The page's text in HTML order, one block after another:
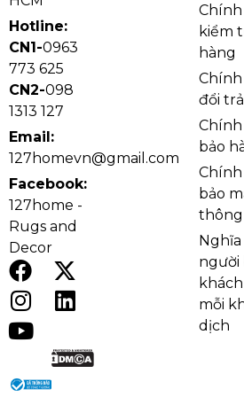
Ảnh thật Quạt Trần QT59 thi
Hotline:
CN1-0963
773 625
CN2-098
1313 127
Email:
127homevn@gmail.com
Facebook:
127home -
Rugs and
Decor
Chính
kiểm
hàng
Chính
đổi
Chính
bảo
Chính
bảo
người
mỗi
dịch